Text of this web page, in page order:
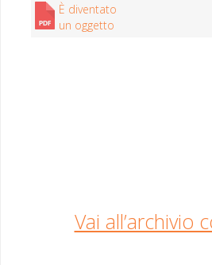
È diven­ta­to
un oggetto
Vai all’archiv­io